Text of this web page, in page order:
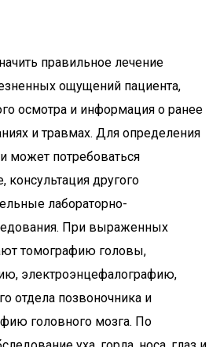
правильное лечение
ощущений пациента,
осмотра и информация о ранее
и травмах. Для определения
может потребоваться
другого
лабораторно-
При выраженных
томографию головы,
электроэнцефалографию,
отдела позвоночника и
головного мозга. По